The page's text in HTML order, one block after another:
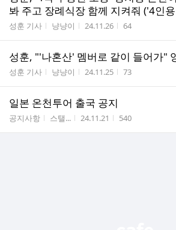
봐 주고 장례식장 함께 지켜줘 ('4인
게시판명
성훈 기사 작성자
냥냥이 작성시간
24.11.26 조회수
64
성훈, "'나혼산' 멤버로 같이 들어가"
게시판명
성훈 기사 작성자
냥냥이 작성시간
24.11.25 조회수
73
일본 온천투어 출국 공지
게시판명
공지사항 작성자
스탤... 작성시간
24.11.21 조회수
540